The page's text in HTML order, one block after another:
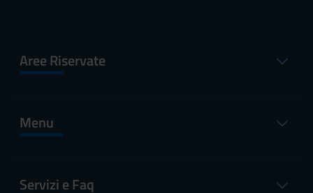
Aree Riservate
Menu
Servizi e Faq